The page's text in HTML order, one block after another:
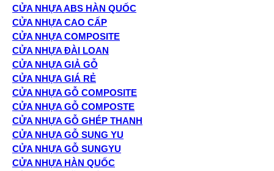
CỬA NHỰA ABS HÀN QUỐC
CỬA NHỰA CAO CẤP
CỬA NHỰA COMPOSITE
CỬA NHỰA ĐÀI LOAN
CỬA NHỰA GIẢ GỖ
CỬA NHỰA GIÁ RẺ
CỬA NHỰA GỖ COMPOSITE
CỬA NHỰA GỖ COMPOSTE
CỬA NHỰA GỖ GHÉP THANH
CỬA NHỰA GỖ SUNG YU
CỬA NHỰA GỖ SUNGYU
CỬA NHỰA HÀN QUỐC